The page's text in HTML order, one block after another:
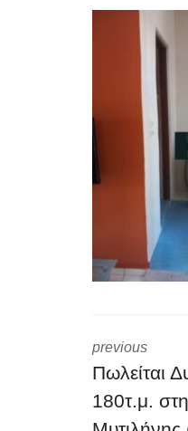
previous
Πωλείται
180τ.μ.